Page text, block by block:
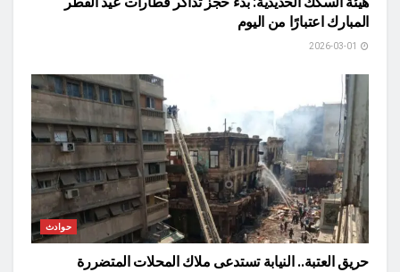
المبارك اعتبارًا من اليوم
حوادث
حريق العتبة.. النيابة تستدعى ملاك المحلات المتضررة